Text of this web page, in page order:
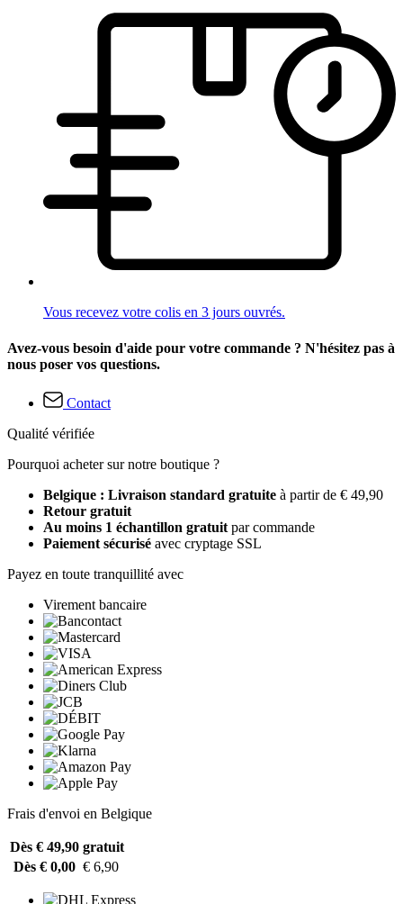
Vous recevez votre colis en 3 jours ouvrés.
Avez-vous besoin d'aide pour votre commande ? N'hésitez pas à
nous poser vos questions.
Contact
Qualité vérifiée
Pourquoi acheter sur notre boutique ?
Belgique : Livraison standard gratuite à partir de € 49,90
Retour gratuit
Au moins 1 échantillon gratuit par commande
Paiement sécurisé avec cryptage SSL
Payez en toute tranquillité avec
Virement bancaire
Frais d'envoi en Belgique
Dès € 49,90 gratuit
Dès € 0,00 € 6,90